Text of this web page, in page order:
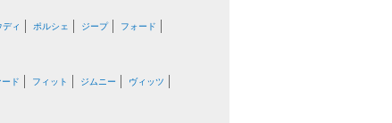
ディ ポルシェ ジープ
フォード
ド フィット ジムニー
ヴィッツ